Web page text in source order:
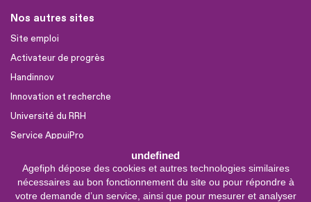
undefined
Agefiph dépose des cookies et autres technologies similaires
nécessaires au bon fonctionnement du site ou pour répondre à
votre demande d’un service, ainsi que pour mesurer et analyser
Nos autres sites
Site emploi
Activateur de progrès
Handinnov
Innovation et recherche
Université du RRH
Service AppuiPro
Nous suivre
Youtube